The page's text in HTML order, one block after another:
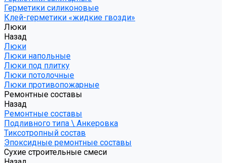
Герметики силиконовые
Клей-герметики «жидкие гвозди»
Люки
Назад
Люки
Люки напольные
Люки под плитку
Люки потолочные
Люки противопожарные
Ремонтные составы
Назад
Ремонтные составы
Подливного типа \ Анкеровка
Тиксотропный состав
Эпоксидные ремонтные составы
Сухие строительные смеси